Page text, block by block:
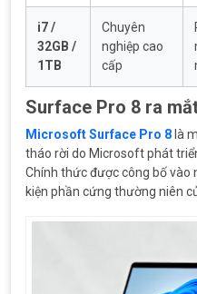
i7 /
32GB /
1TB
Chuyên
nghiệp cao
cấp
Surface Pro 8 ra
Microsoft Surface Pro 8 là
tháo rời do Microsoft phát
Chính thức được công bố vào
kiện phần cứng thường niên